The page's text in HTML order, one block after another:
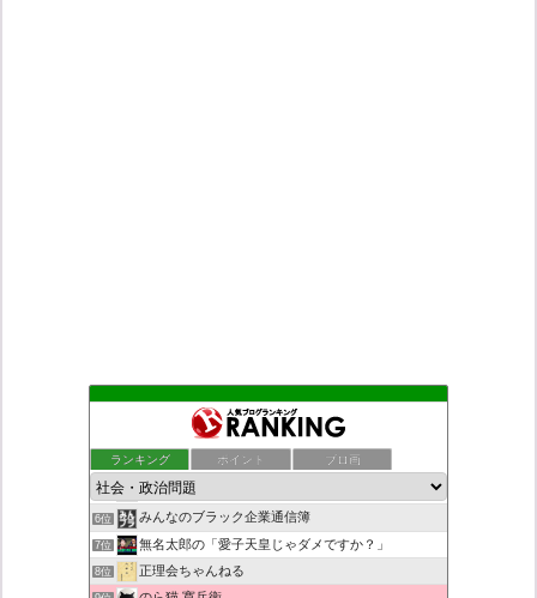
ランキング ポイント ブロ画
もえるあじあ
ダリチョコ dalichoko
死神タカ位置サナエのオイルショックドクトリン憲法改悪計画！
5位 恥を知れ、恥を
6位 みんなのブラック企業通信簿
7位 無名太郎の「愛子天皇じゃダメですか？」
8位 正理会ちゃんねる